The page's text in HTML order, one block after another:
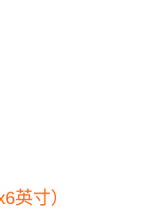
英寸）